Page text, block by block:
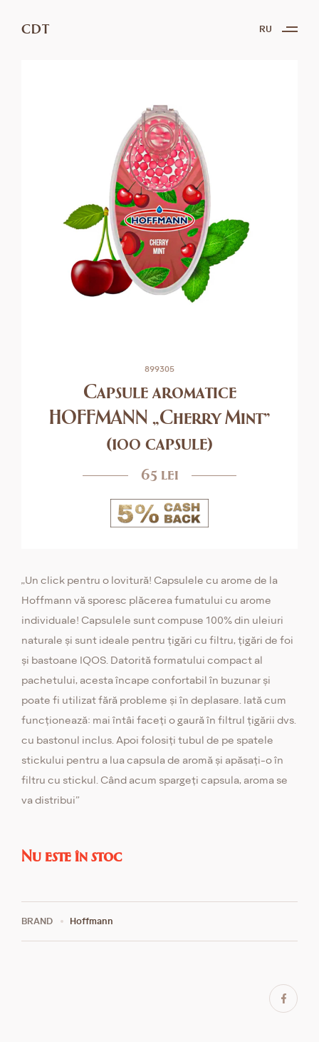
CDT RU
899305
Capsule aromatice
HOFFMANN „Cherry Mint”
(100 capsule)
65 lei
„Un click pentru o lovitură! Capsulele cu arome de la
Hoffmann vă sporesc plăcerea fumatului cu arome
individuale! Capsulele sunt compuse 100% din uleiuri
naturale și sunt ideale pentru țigări cu filtru, țigări de foi
și bastoane IQOS. Datorită formatului compact al
pachetului, acesta încape confortabil în buzunar și
poate fi utilizat fără probleme și în deplasare. Iată cum
funcționează: mai întâi faceți o gaură în filtrul țigării dvs.
cu bastonul inclus. Apoi folosiți tubul de pe spatele
stickului pentru a lua capsula de aromă și apăsați-o în
filtru cu stickul. Când acum spargeți capsula, aroma se
va distribui”
Nu este în stoc
BRAND Hoffmann